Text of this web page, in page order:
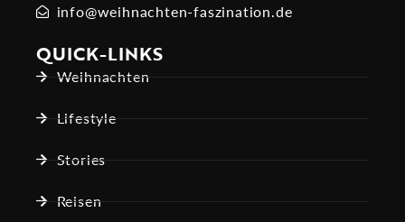
info@weihnachten-faszination.de
QUICK-LINKS
Weihnachten
Lifestyle
Stories
Reisen